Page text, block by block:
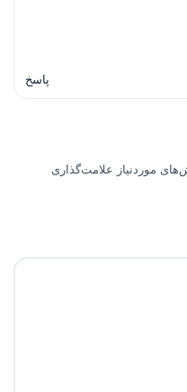
پاسخ
موردنیاز علامت‌گذاری